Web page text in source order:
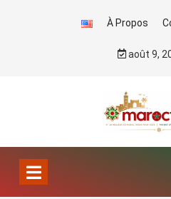
À Propos
août 9,